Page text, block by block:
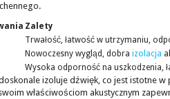
Zalety
Trwałość, łatwość w utrzymaniu,
Nowoczesny wygląd, dobra izolacja
Wysoka odporność na uszkodzenia,
izoluje dźwięk, co jest istotne w
właściwościom akustycznym